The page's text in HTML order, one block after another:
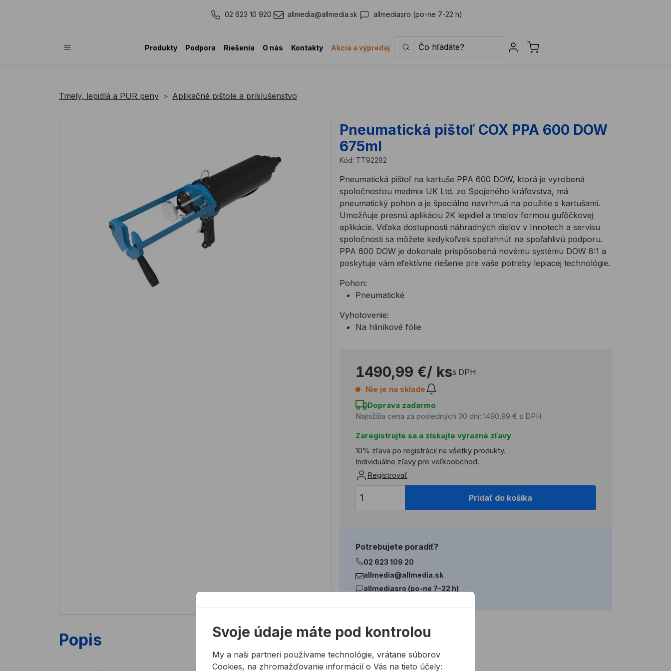
02 623 10 920 allmedia@allmedia.sk allmediasro (po-ne 7-22 h)
Produkty Podpora Riešenia O nás Kontakty Akcia a výpredaj
Čo hľadáte? Sign in
Tmely, lepidlá a PUR peny Aplikačné pištole a príslušenstvo
Pneumatická pištoľ COX PPA 600 DOW
675ml
Kód: TT92282
Pneumatická pištoľ na kartuše PPA 600 DOW, ktorá je vyrobená
spoločnosťou medmix UK Ltd. zo Spojeného kráľovstva, má
pneumatický pohon a je špeciálne navrhnuá na použitie s kartušami.
Umožňuje presnú aplikáciu 2K lepidiel a tmelov formou guľôčkovej
aplikácie. Vďaka dostupnosti náhradných dielov v Innotech a servisu
spoločnosti sa môžete kedykoľvek spoľahnúť na spoľahlivú podporu.
PPA 600 DOW je dokonale prispôsobená novému systému DOW 8:1 a
poskytuje vám efektívne riešenie pre vaše potreby lepiacej technológie.
Pohon:
Pneumatické
Vyhotovenie:
Na hliníkové fólie
1490,99 €/ kss DPH
Nie je na sklade
Doprava zadarmo
Najnižšia cena za posledných 30 dní: 1490,99 € s DPH
Zaregistrujte sa a získajte výrazné zľavy
10% zľava po registrácií na všetky produkty.
Individuálne zľavy pre veľkoobchod.
Registrovať
Pridať do košíka
Potrebujete poradiť?
02 623 109 20
allmedia@allmedia.sk
allmediasro (po-ne 7-22 h)
Popis Svoje údaje máte pod kontrolou
My a naši partneri používame technológie, vrátane súborov
Cookies, na zhromažďovanie informácií o Vás na tieto účely: